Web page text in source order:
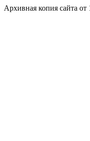
Архивная копия сайта от